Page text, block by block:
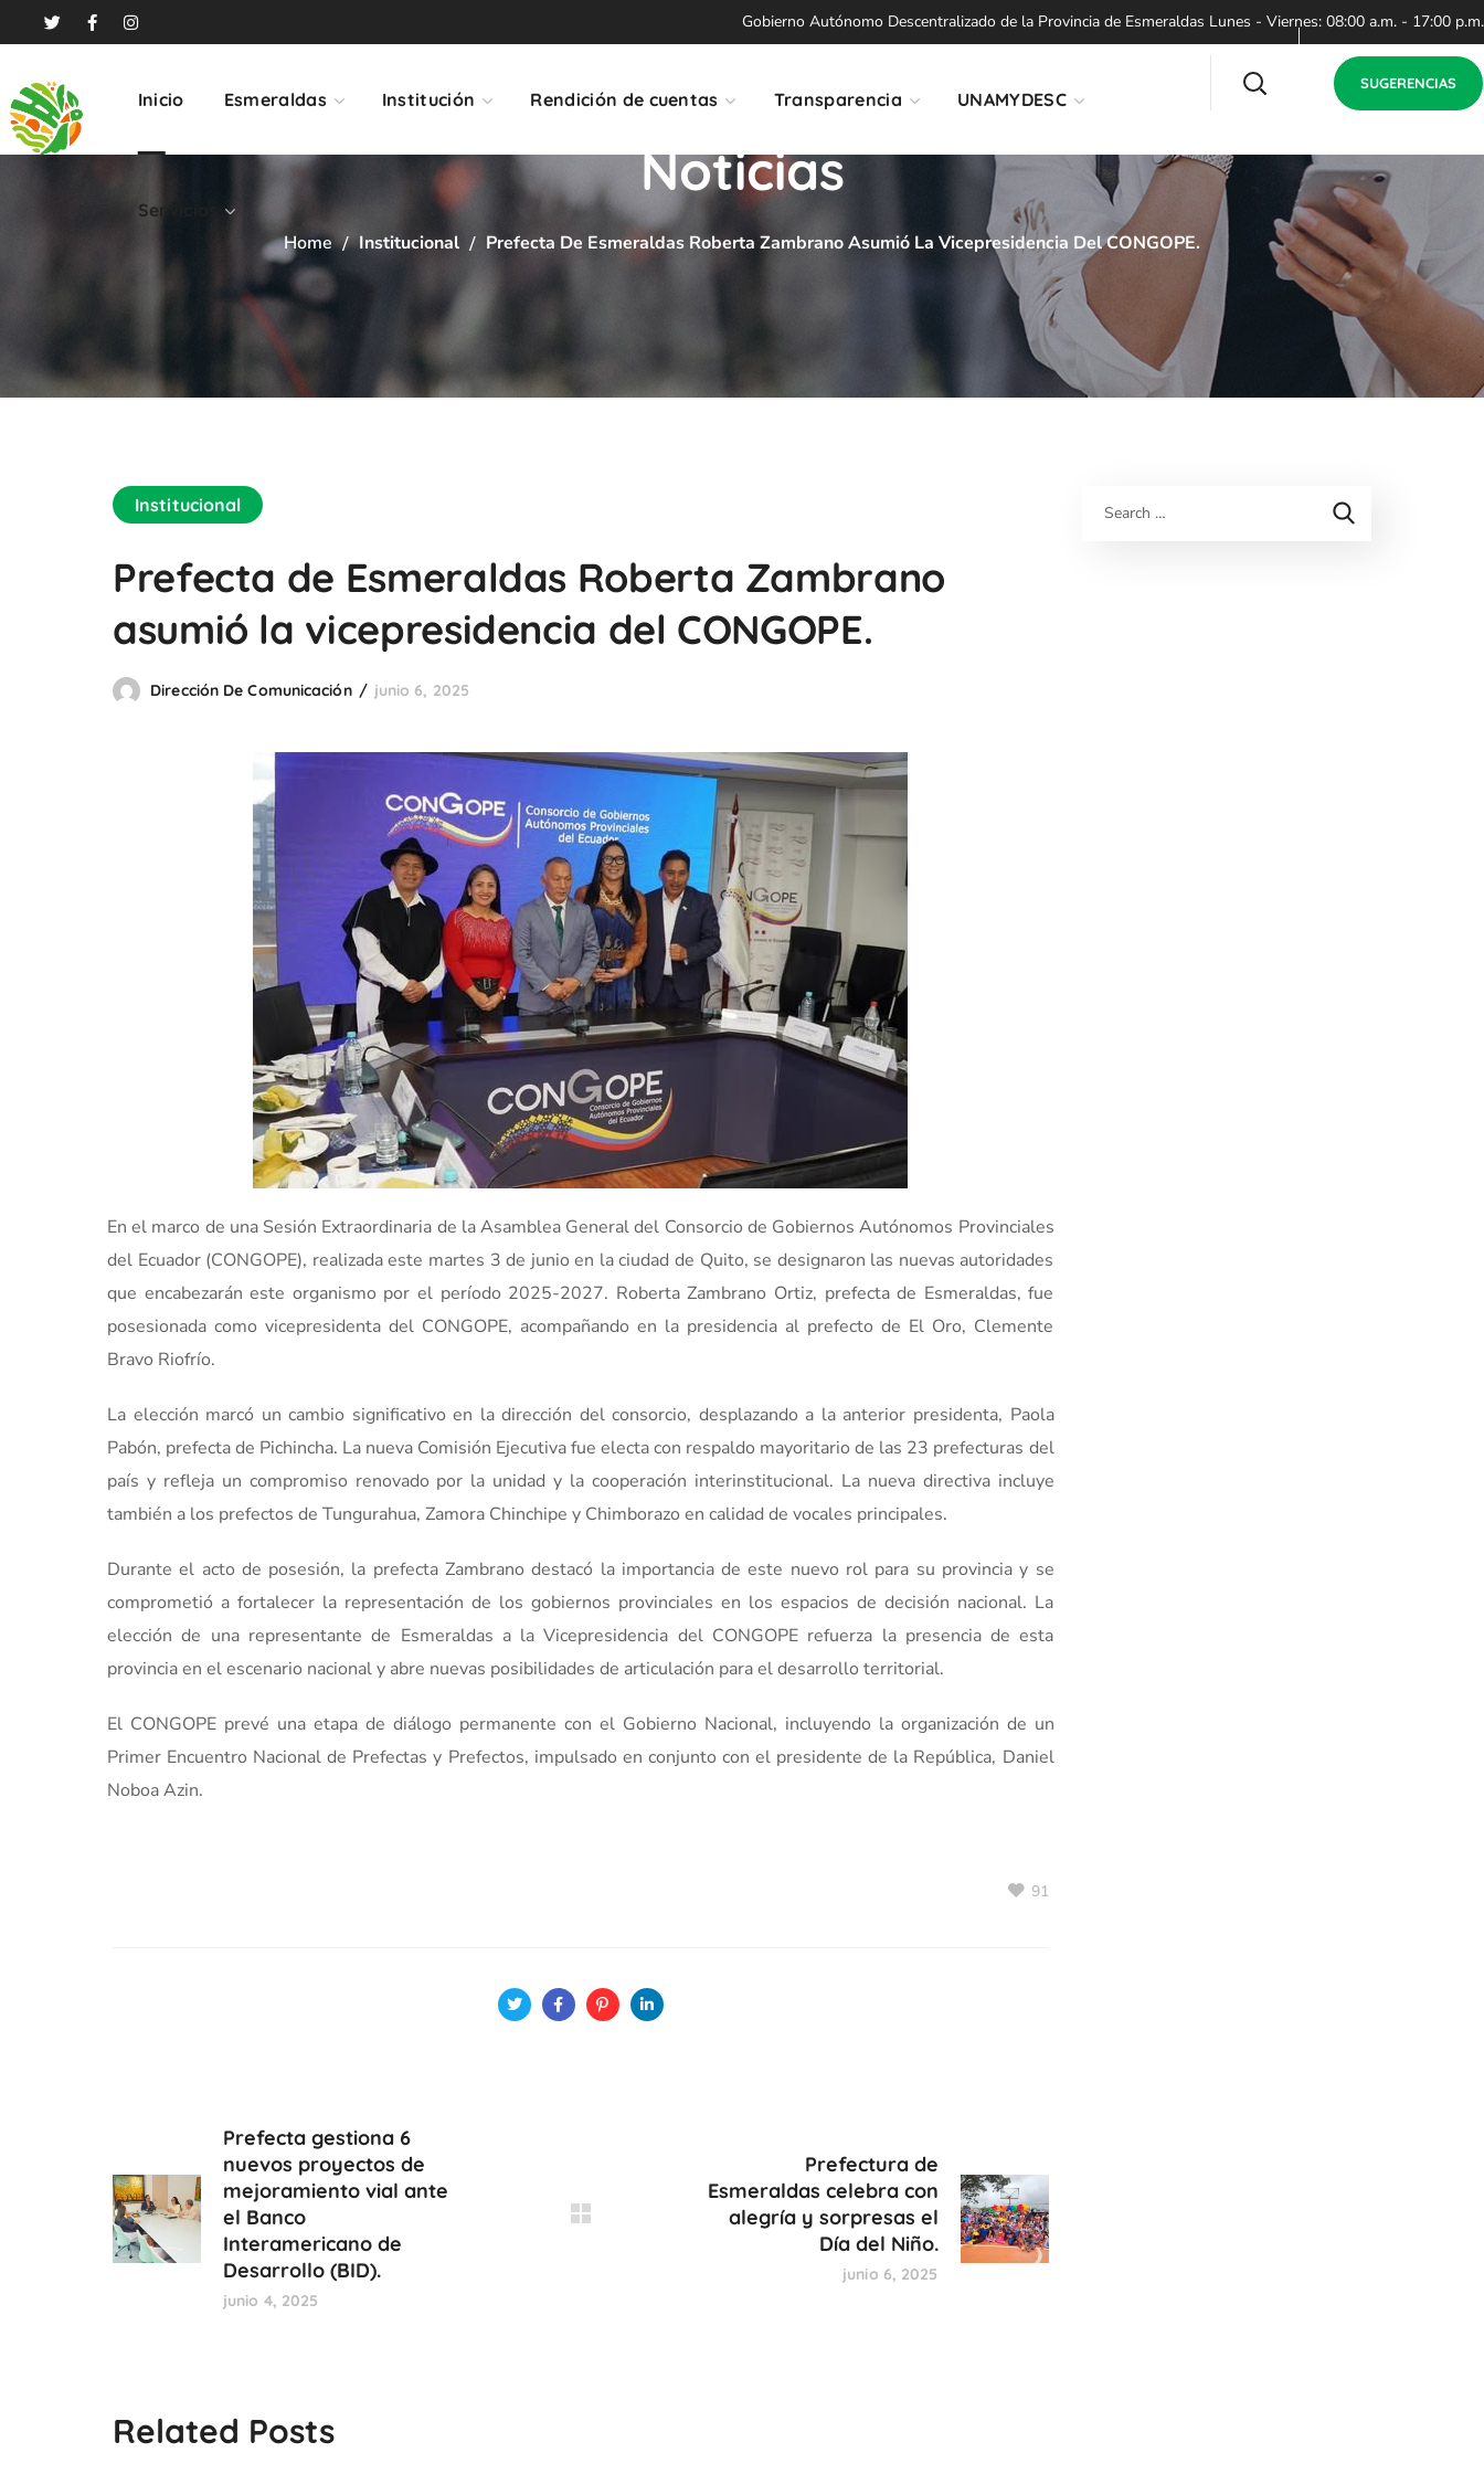
Gobierno Autónomo Descentralizado de la Provincia de Esmeraldas Lunes - Viernes: 08:00 a.m. - 17:00 p.m.
Inicio Esmeraldas Institución Rendición de cuentas Transparencia UNAMYDESC
Servicios
SUGERENCIAS
Noticias
Home Institucional Prefecta De Esmeraldas Roberta Zambrano Asumió La Vicepresidencia Del CONGOPE.
Institucional
Prefecta de Esmeraldas Roberta Zambrano
asumió la vicepresidencia del CONGOPE.
Dirección De Comunicación junio 6, 2025
En el marco de una Sesión Extraordinaria de la Asamblea General del Consorcio de Gobiernos Autónomos Provinciales
del Ecuador (CONGOPE), realizada este martes 3 de junio en la ciudad de Quito, se designaron las nuevas autoridades
que encabezarán este organismo por el período 2025-2027. Roberta Zambrano Ortiz, prefecta de Esmeraldas, fue
posesionada como vicepresidenta del CONGOPE, acompañando en la presidencia al prefecto de El Oro, Clemente
Bravo Riofrío.
La elección marcó un cambio significativo en la dirección del consorcio, desplazando a la anterior presidenta, Paola
Pabón, prefecta de Pichincha. La nueva Comisión Ejecutiva fue electa con respaldo mayoritario de las 23 prefecturas del
país y refleja un compromiso renovado por la unidad y la cooperación interinstitucional. La nueva directiva incluye
también a los prefectos de Tungurahua, Zamora Chinchipe y Chimborazo en calidad de vocales principales.
Durante el acto de posesión, la prefecta Zambrano destacó la importancia de este nuevo rol para su provincia y se
comprometió a fortalecer la representación de los gobiernos provinciales en los espacios de decisión nacional. La
elección de una representante de Esmeraldas a la Vicepresidencia del CONGOPE refuerza la presencia de esta
provincia en el escenario nacional y abre nuevas posibilidades de articulación para el desarrollo territorial.
El CONGOPE prevé una etapa de diálogo permanente con el Gobierno Nacional, incluyendo la organización de un
Primer Encuentro Nacional de Prefectas y Prefectos, impulsado en conjunto con el presidente de la República, Daniel
Noboa Azin.
91
Prefecta gestiona 6
nuevos proyectos de
mejoramiento vial ante
el Banco
Interamericano de
Desarrollo (BID).
junio 4, 2025
Prefectura de
Esmeraldas celebra con
alegría y sorpresas el
Día del Niño.
junio 6, 2025
Related Posts